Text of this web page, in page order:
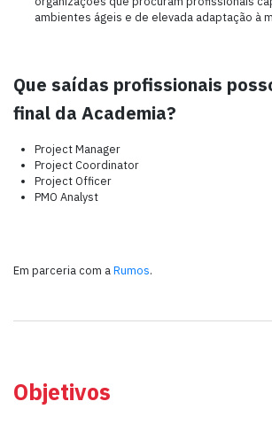
ambientes ágeis e de elevada adaptação à
Que saídas profissionais
final da Academia?
Project Manager
Project Coordinator
Project Officer
PMO Analyst
Em parceria com aRumos.
Objetivos